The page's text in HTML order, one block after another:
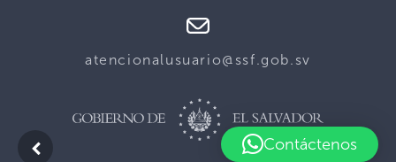
Contáctenos
atencionalusuario@ssf.gob.sv